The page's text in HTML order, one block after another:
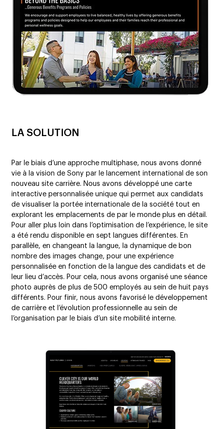
LA SOLUTION
Par le biais d’une approche multiphase, nous avons donné
vie à la vision de Sony par le lancement international de son
nouveau site carrière. Nous avons développé une carte
interactive personnalisée unique qui permet aux candidats
de visualiser la portée internationale de la société tout en
explorant les emplacements de par le monde plus en détail.
Pour aller plus loin dans l’optimisation de l’expérience, le site
a été rendu disponible en sept langues différentes. En
parallèle, en changeant la langue, la dynamique de bon
nombre des images change, pour une expérience
personnalisée en fonction de la langue des candidats et de
leur lieu d’accès. Pour cela, nous avons organisé une séance
photo auprès de plus de 500 employés au sein de huit pays
différents. Pour finir, nous avons favorisé le développement
de carrière et l’évolution professionnelle au sein de
l’organisation par le biais d’un site mobilité interne.